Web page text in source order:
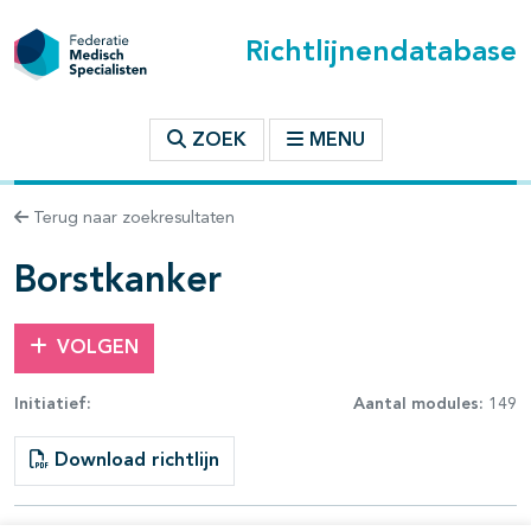
Richtlijnendatabase
ZOEK MENU
Terug naar zoekresultaten
Borstkanker
VOLGEN
Initiatief: Aantal modules: 149
Download richtlijn
binnen deze richtlijn
open- en dichtklappen
open- en dichtklappen
open- en dichtklappen